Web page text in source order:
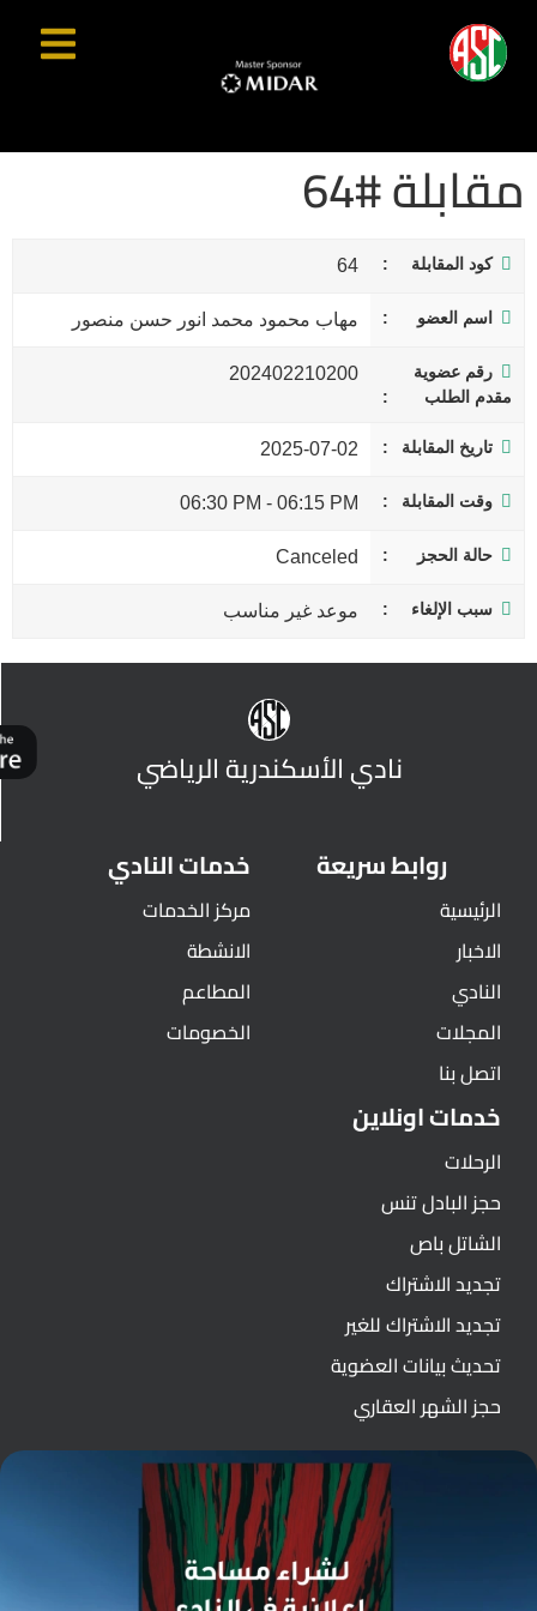
مقابلة #64
كود المقابلة 64
اسم العضو مهاب محمود محمد انور حسن منصور
رقم عضوية
مقدم الطلب
202402210200
تاريخ المقابلة 2025-07-02
وقت المقابلة 06:15 PM
-
06:30 PM
حالة الحجز Canceled
سبب الإلغاء موعد غير مناسب
نادي الأسكندرية الرياضي
روابط سريعة
الرئيسية
الاخبار
النادي
المجلات
اتصل بنا
خدمات النادي
مركز الخدمات
الانشطة
المطاعم
الخصومات
خدمات اونلاين
الرحلات
حجز البادل تنس
الشاتل باص
تجديد الاشتراك
تجديد الاشتراك للغير
تحديث بيانات العضوية
حجز الشهر العقاري